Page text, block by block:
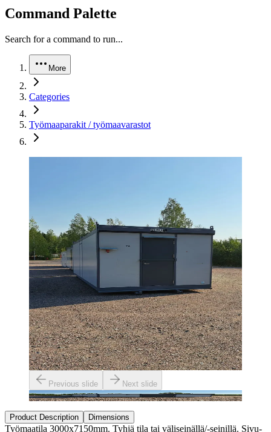
Command Palette
Search for a command to run...
More
Categories
Työmaaparakit / työmaavarastot
Previous slide Next slide
Product Description Dimensions
Työmaatila 3000x7150mm. Tyhjä tila tai väliseinällä/-seinillä. Sivu-